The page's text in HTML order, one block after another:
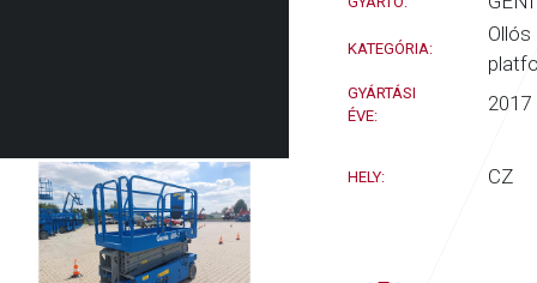
KATEGÓRIA:
Ollós
GYÁRTÁSI
ÉVE:
2017
HELY: CZ